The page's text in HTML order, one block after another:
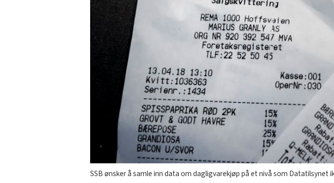
SSB ønsker å samle inn data om dagligvarekjøp på et nivå som Datatilsynet